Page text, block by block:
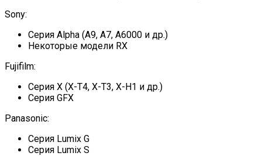
Sony:
Серия Alpha (A9, A7, A6000 и др.)
Некоторые модели RX
Fujifilm:
Серия X (X-T4, X-T3, X-H1 и др.)
Серия GFX
Panasonic:
Серия Lumix G
Серия Lumix S